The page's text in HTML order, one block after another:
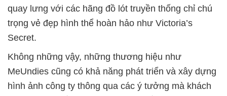
quay lưng với các hãng đồ lót truyền thống chỉ chú
trọng vẻ đẹp hình thể hoàn hảo như Victoria’s
Secret.
Không những vậy, những thương hiệu như
MeUndies cũng có khả năng phát triển và xây dựng
hình ảnh công ty thông qua các ý tưởng mà khách